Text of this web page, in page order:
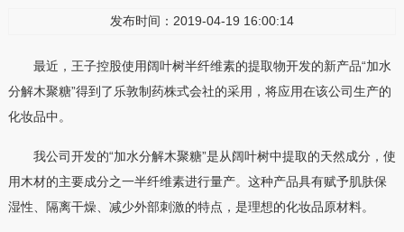
发布时间：2019-04-19 16:00:14
最近，王子控股使用阔叶树半纤维素的提取物开发的新产品“加水
分解木聚糖”得到了乐敦制药株式会社的采用，将应用在该公司生产的
化妆品中。
我公司开发的“加水分解木聚糖”是从阔叶树中提取的天然成分，使
用木材的主要成分之一半纤维素进行量产。这种产品具有赋予肌肤保
湿性、隔离干燥、减少外部刺激的特点，是理想的化妆品原材料。